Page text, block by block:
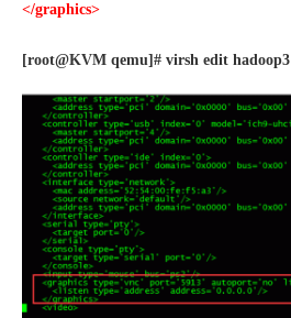
</graphics>
[root@KVM qemu]# virsh edit hadoop3